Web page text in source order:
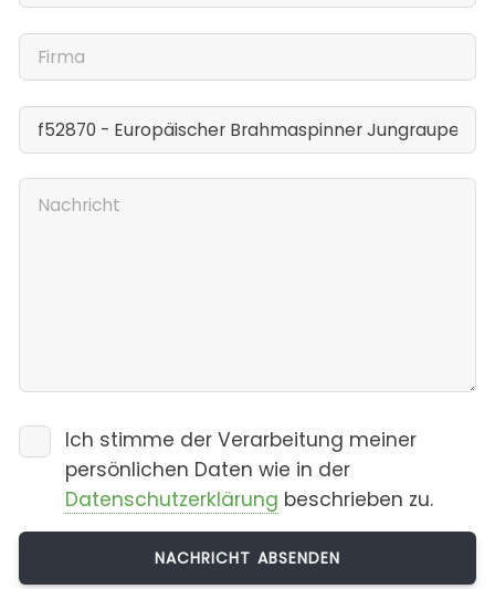
Ich stimme der Verarbeitung meiner
persönlichen Daten wie in der
Datenschutzerklärung beschrieben zu.